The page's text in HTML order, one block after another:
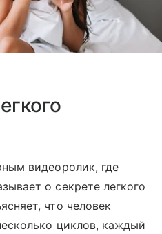
видеоролик, где
о секрете легкого
что человек
циклов, каждый